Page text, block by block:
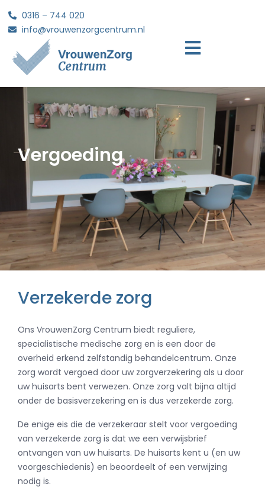
0316 – 744 020
info@vrouwenzorgcentrum.nl
Vergoeding
Verzekerde zorg
Ons VrouwenZorg Centrum biedt reguliere,
specialistische medische zorg en is een door de
overheid erkend zelfstandig behandelcentrum. Onze
zorg wordt vergoed door uw zorgverzekering als u door
uw huisarts bent verwezen. Onze zorg valt bijna altijd
onder de basisverzekering en is dus verzekerde zorg.
De enige eis die de verzekeraar stelt voor vergoeding
van verzekerde zorg is dat we een verwijsbrief
ontvangen van uw huisarts. De huisarts kent u (en uw
voorgeschiedenis) en beoordeelt of een verwijzing
nodig is.